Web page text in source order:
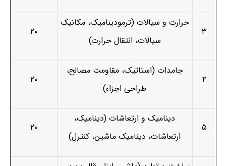
۳
حرارت و سیالات (ترمودینامیک، مکانیک
سیالات، انتقال حرارت)
۲۰
۴
جامدات (استاتیک، مقاومت مصالح،
طراحی اجزاء)
۲۰
۵
دینامیک و ارتعاشات (دینامیک،
ارتعاشات، دینامیک ماشین، کنترل)
۲۰